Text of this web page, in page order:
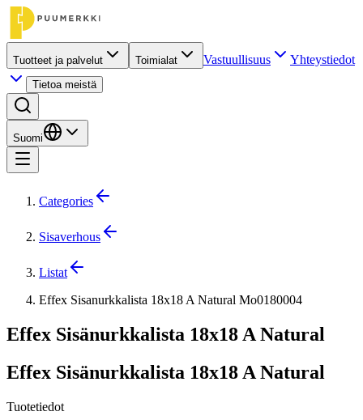
Tuotteet ja palvelut Toimialat Vastuullisuus Yhteystiedot
Tietoa meistä
Suomi
Categories
Sisaverhous
Listat
Effex Sisanurkkalista 18x18 A Natural Mo0180004
Effex Sisänurkkalista 18x18 A Natural
Effex Sisänurkkalista 18x18 A Natural
Tuotetiedot